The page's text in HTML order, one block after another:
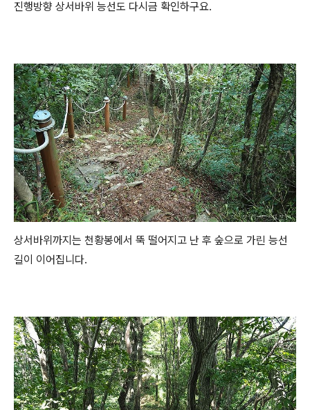
진행방향 상서바위 능선도 다시금 확인하구요.
상서바위까지는 천황봉에서 뚝 떨어지고 난 후 숲으로 가린 능선
길이 이어집니다.